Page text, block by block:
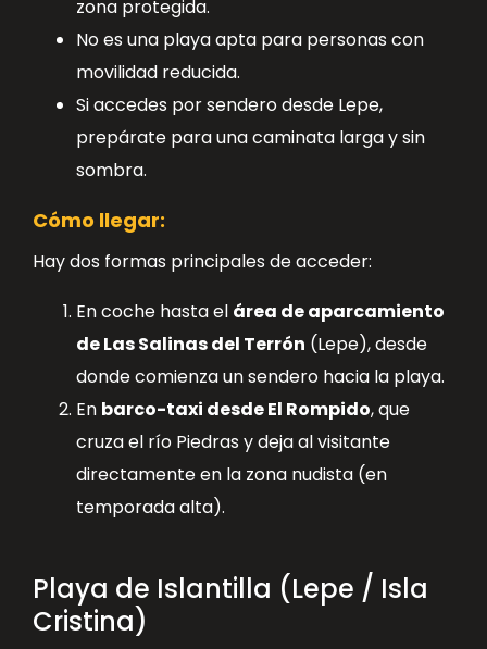
zona protegida.
No es una playa apta para personas con
movilidad reducida.
Si accedes por sendero desde Lepe,
prepárate para una caminata larga y sin
sombra.
Cómo llegar:
Hay dos formas principales de acceder:
En coche hasta el área de aparcamiento
de Las Salinas del Terrón (Lepe), desde
donde comienza un sendero hacia la playa.
En barco-taxi desde El Rompido, que
cruza el río Piedras y deja al visitante
directamente en la zona nudista (en
temporada alta).
Playa de Islantilla (Lepe / Isla
Cristina)